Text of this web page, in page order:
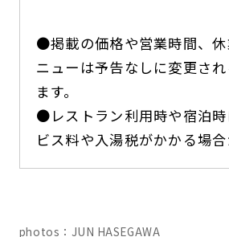
●掲載の価格や営業時間、休
ニューは予告なしに変更さ
ます。
●レストラン利用時や宿泊時
ビス料や入湯税がかかる場合
photos：JUN HASEGAWA